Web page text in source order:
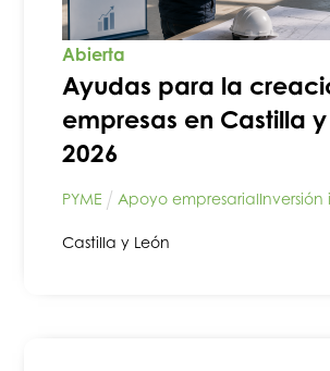
Abierta
Ayudas para la
empresas en Castilla y
2026
PYME Apoyo empresarialInversión
Castilla y León